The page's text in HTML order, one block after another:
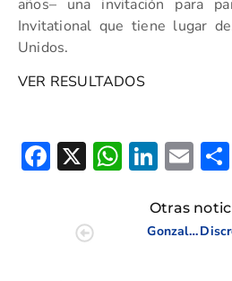
años– una invitación para
Invitational que tiene lugar
Unidos.
VER RESULTADOS
Facebook
X
Otras
Gonzalo Gracia y Jorge Girona y Marta Pérez viajan a la conquista del Reid Trophy y Annika Invitational